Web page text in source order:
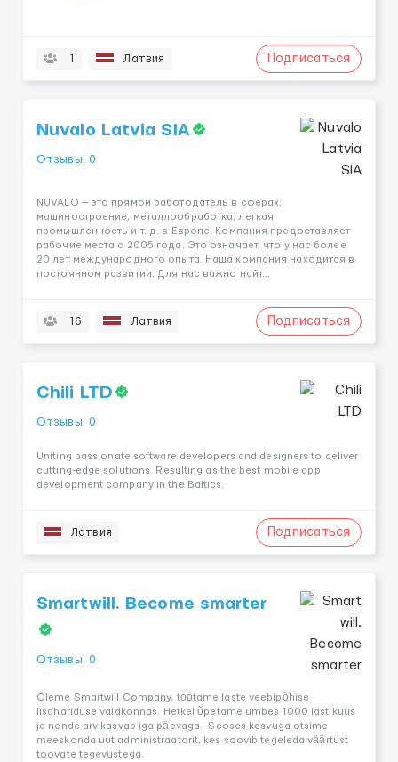
1 Латвия Подписаться
Nuvalo Latvia SIA
Отзывы: 0
NUVALO — это прямой работодатель в сферах:
машиностроение, металлообработка, легкая
промышленность и т. д. в Европе. Компания предоставляет
рабочие места с 2005 года. Это означает, что у нас более
20 лет международного опыта. Наша компания находится в
постоянном развитии. Для нас важно найт...
16 Латвия Подписаться
Chili LTD
Отзывы: 0
Uniting passionate software developers and designers to deliver
cutting-edge solutions. Resulting as the best mobile app
development company in the Baltics.
Латвия Подписаться
Smartwill. Become smarter
Отзывы: 0
Oleme Smartwill Company, töötame laste veebipõhise
lisahariduse valdkonnas. Hetkel õpetame umbes 1000 last kuus
ja nende arv kasvab iga päevaga. Seoses kasvuga otsime
meeskonda uut administraatorit, kes soovib tegeleda väärtust
toovate tegevustega.